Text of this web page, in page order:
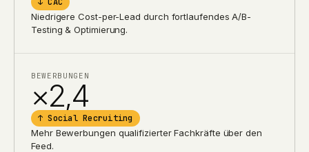
Niedrigere Cost-per-Lead durch fortlaufendes A/B-
Testing & Optimierung.
BEWERBUNGEN
×2,4
↑ Social Recruiting
Mehr Bewerbungen qualifizierter Fachkräfte über den
Feed.